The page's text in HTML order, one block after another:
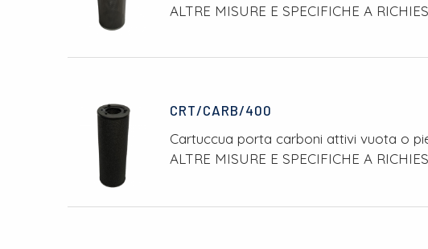
ALTRE MISURE E SPECIFICHE A
CRT/CARB/400
Cartuccua porta carboni attivi vuota o
ALTRE MISURE E SPECIFICHE A